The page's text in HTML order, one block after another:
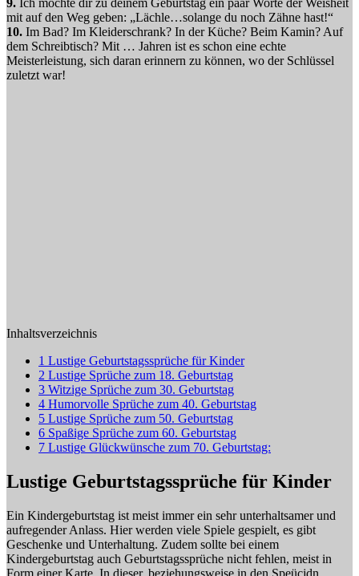
9. Ich möchte dir zu deinem Geburtstag ein paar Worte der Weisheit
mit auf den Weg geben: „Lächle…solange du noch Zähne hast!“
10. Im Bad? Im Kleiderschrank? In der Küche? Beim Kamin? Auf
dem Schreibtisch? Mit … Jahren ist es schon eine echte
Meisterleistung, sich daran erinnern zu können, wo der Schlüssel
zuletzt war!
Inhaltsverzeichnis
1 Lustige Geburtstagssprüche für Kinder
2 Lustige Sprüche zum 18. Geburtstag
3 Witzige Sprüche zum 30. Geburtstag
4 Humorvolle Sprüche zum 40. Geburtstag
5 Lustige Sprüche zum 50. Geburtstag
6 Spaßige Sprüche zum 60. Geburtstag
7 Lustige Glückwünsche zum 70. Geburtstag:
Lustige Geburtstagssprüche für Kinder
Ein Kindergeburtstag ist meist immer ein sehr unterhaltsamer und
aufregender Anlass. Hier werden viele Spiele gespielt, es gibt
Geschenke und Unterhaltung. Zudem sollte bei einem
Kindergeburtstag auch Geburtstagssprüche nicht fehlen, meist in